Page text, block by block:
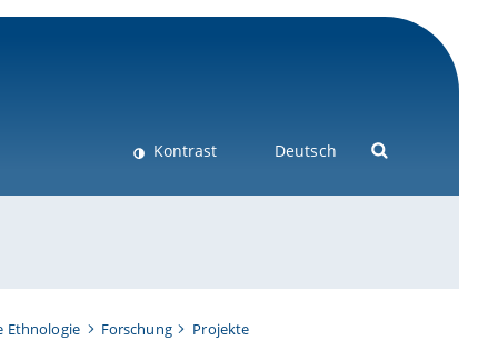
Kontrast Deutsch
Ethnologie Forschung
Projekte